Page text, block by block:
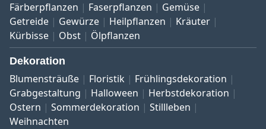
Färberpflanzen Faserpflanzen
Gemüse
Getreide
Gewürze Heilpflanzen
Kräuter
Kürbisse
Obst Ölpflanzen
Dekoration
Blumensträuße Floristik
Frühlingsdekoration
Grabgestaltung
Halloween
Herbstdekoration
Ostern
Sommerdekoration
Stillleben
Weihnachten